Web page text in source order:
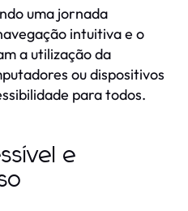
uma jornada
intuitiva e o
a utilização da
ou dispositivos
para todos.
e